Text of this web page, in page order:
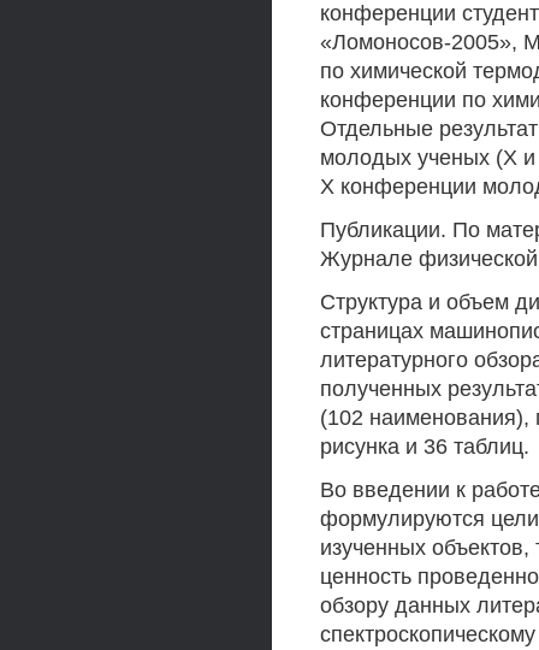
конференции
«Ломоносов-2005»,
по химической
конференции по
Отдельные
молодых ученых (X
X конференции
Публикации. По
Журнале
Структура и объем
страницах
литературного
полученных
(102 наименования),
рисунка и 36 таблиц.
Во введении к
формулируются
изученных
ценность
обзору данных